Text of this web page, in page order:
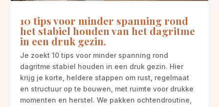
10 tips voor minder spanning rond
het stabiel houden van het dagritme
in een druk gezin.
Je zoekt 10 tips voor minder spanning rond
dagritme stabiel houden in een druk gezin. Hier
krijg je korte, heldere stappen om rust, regelmaat
en structuur op te bouwen, met ruimte voor drukke
momenten en herstel. We pakken ochtendroutine,